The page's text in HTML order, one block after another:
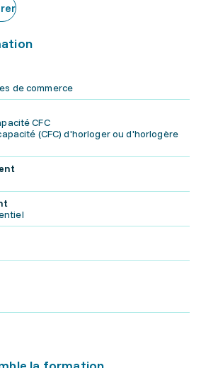
de commerce
CFC
(CFC) d'horloger ou d'horlogère